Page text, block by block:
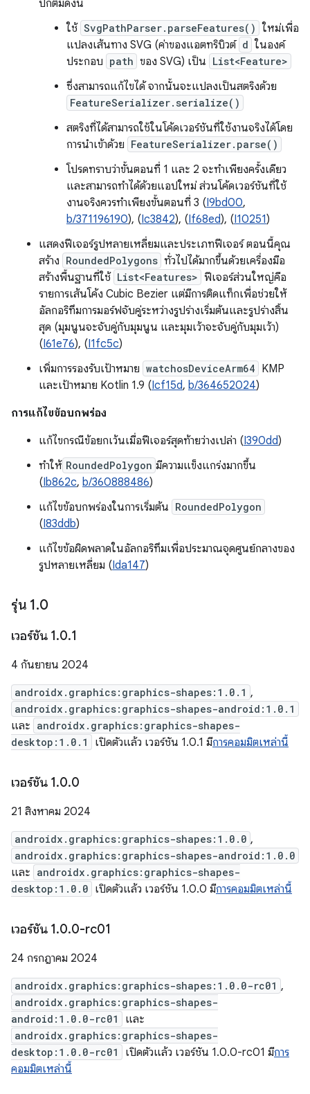
ปกติมีดังนี้
ใช้ SvgPathParser.parseFeatures() ใหม่เพื่อ
แปลงเส้นทาง SVG (ค่าของแอตทริบิวต์ d ในองค์
ประกอบ path ของ SVG) เป็น List<Feature>
ซึ่งสามารถแก้ไขได้ จากนั้นจะแปลงเป็นสตริงด้วย
FeatureSerializer.serialize()
สตริงที่ได้สามารถใช้ในโค้ดเวอร์ชันที่ใช้งานจริงได้โดย
การนำเข้าด้วย FeatureSerializer.parse()
โปรดทราบว่าขั้นตอนที่ 1 และ 2 จะทำเพียงครั้งเดียว
และสามารถทำได้ด้วยแอปใหม่ ส่วนโค้ดเวอร์ชันที่ใช้
งานจริงควรทำเพียงขั้นตอนที่ 3 (I9bd00,
b/371196190), (Ic3842), (If68ed), (I10251)
แสดงฟีเจอร์รูปหลายเหลี่ยมและประเภทฟีเจอร์ ตอนนี้คุณ
สร้าง RoundedPolygons ทั่วไปได้มากขึ้นด้วยเครื่องมือ
สร้างพื้นฐานที่ใช้ List<Features> ฟีเจอร์ส่วนใหญ่คือ
รายการเส้นโค้ง Cubic Bezier แต่มีการติดแท็กเพื่อช่วยให้
อัลกอริทึมการมอร์ฟจับคู่ระหว่างรูปร่างเริ่มต้นและรูปร่างสิ้น
สุด (มุมนูนจะจับคู่กับมุมนูน และมุมเว้าจะจับคู่กับมุมเว้า)
(I61e76), (I1fc5c)
เพิ่มการรองรับเป้าหมาย watchosDeviceArm64 KMP
และเป้าหมาย Kotlin 1.9 (Icf15d, b/364652024)
การแก้ไขข้อบกพร่อง
แก้ไขกรณีข้อยกเว้นเมื่อฟีเจอร์สุดท้ายว่างเปล่า (I390dd)
ทำให้ RoundedPolygon มีความแข็งแกร่งมากขึ้น
(Ib862c, b/360888486)
แก้ไขข้อบกพร่องในการเริ่มต้น RoundedPolygon
(I83ddb)
แก้ไขข้อผิดพลาดในอัลกอริทึมเพื่อประมาณจุดศูนย์กลางของ
รูปหลายเหลี่ยม (Ida147)
รุ่น 1.0
เวอร์ชัน 1.0.1
4 กันยายน 2024
androidx.graphics:graphics-shapes:1.0.1 ,
androidx.graphics:graphics-shapes-android:1.0.1
และ androidx.graphics:graphics-shapes-
desktop:1.0.1
เปิดตัวแล้ว เวอร์ชัน 1.0.1 มีการคอมมิตเหล่านี้
เวอร์ชัน 1.0.0
21 สิงหาคม 2024
androidx.graphics:graphics-shapes:1.0.0 ,
androidx.graphics:graphics-shapes-android:1.0.0
และ androidx.graphics:graphics-shapes-
desktop:1.0.0 เปิดตัวแล้ว เวอร์ชัน 1.0.0 มีการคอมมิตเหล่านี้
เวอร์ชัน 1.0.0-rc01
24 กรกฎาคม 2024
androidx.graphics:graphics-shapes:1.0.0-rc01 ,
androidx.graphics:graphics-shapes-
android:1.0.0-rc01
และ
androidx.graphics:graphics-shapes-
desktop:1.0.0-rc01
เปิดตัวแล้ว เวอร์ชัน 1.0.0-rc01 มีการ
คอมมิตเหล่านี้